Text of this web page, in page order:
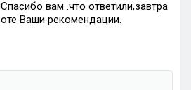
вам .что ответили,завтра
Ваши рекомендации.